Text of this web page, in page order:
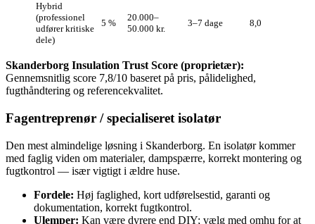
Hybrid
(professionel
udfører kritiske
dele)
5 %
20.000–
50.000 kr.
3–7 dage 8,0
Skanderborg Insulation Trust Score (proprietær):
Gennemsnitlig score 7,8/10 baseret på pris, pålidelighed,
fugthåndtering og referencekvalitet.
Fagentreprenør / specialiseret isolatør
Den mest almindelige løsning i Skanderborg. En isolatør kommer
med faglig viden om materialer, dampspærre, korrekt montering og
fugtkontrol — især vigtigt i ældre huse.
Fordele: Høj faglighed, kort udførelsestid, garanti og
dokumentation, korrekt fugtkontrol.
Ulemper: Kan være dyrere end DIY; vælg med omhu for at